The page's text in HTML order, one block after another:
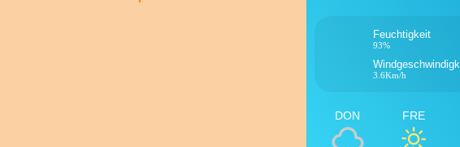
Feuchtigkeit
93%
3.6Km/h
DON FRE